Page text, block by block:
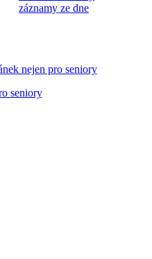
záznamy ze dne
nejen pro seniory